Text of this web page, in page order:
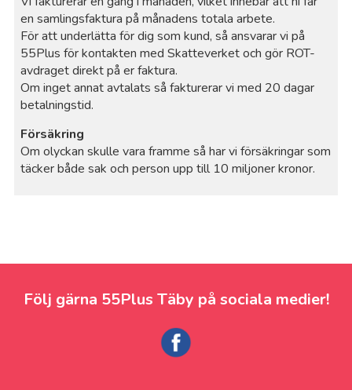
en samlingsfaktura på månadens totala arbete.
För att underlätta för dig som kund, så ansvarar vi på
55Plus för kontakten med Skatteverket och gör ROT-
avdraget direkt på er faktura.
Om inget annat avtalats så fakturerar vi med 20 dagar
betalningstid.
Försäkring
Om olyckan skulle vara framme så har vi försäkringar som
täcker både sak och person upp till 10 miljoner kronor.
Följ gärna 55Plus Täby på sociala medier!